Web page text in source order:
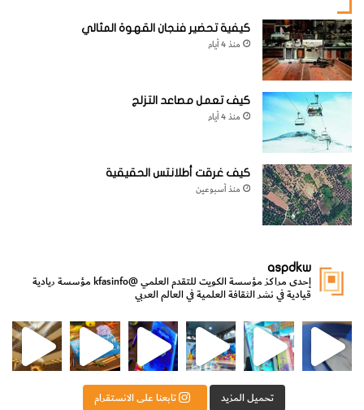
كيفية تحضير فنجان القهوة المثالي
منذ 4 أيام
كيف تعمل مصاعد التزلج
منذ 4 أيام
كيف غرقت أطلانتس الحقيقية
منذ أسبوعين
aspdkw
إحدى مراكز مؤسسة الكويت للتقدم العلمي@kfasinfo مؤسسة ريادية
قيادية في نشر الثقافة العلمية في العالم العربي
لشؤون الش
من الأعماق نكتشف ومن الكتب نتعلّم
⁨ ⁨ نتشرف بدعوتكم لزيارة جناح التقدم العلمي للنشر ⁨ رجعنا! ما كنّا بعيد! مجهزين لكم كل جديد!⁩
تحميل المزيد تابعنا على الانستقرام